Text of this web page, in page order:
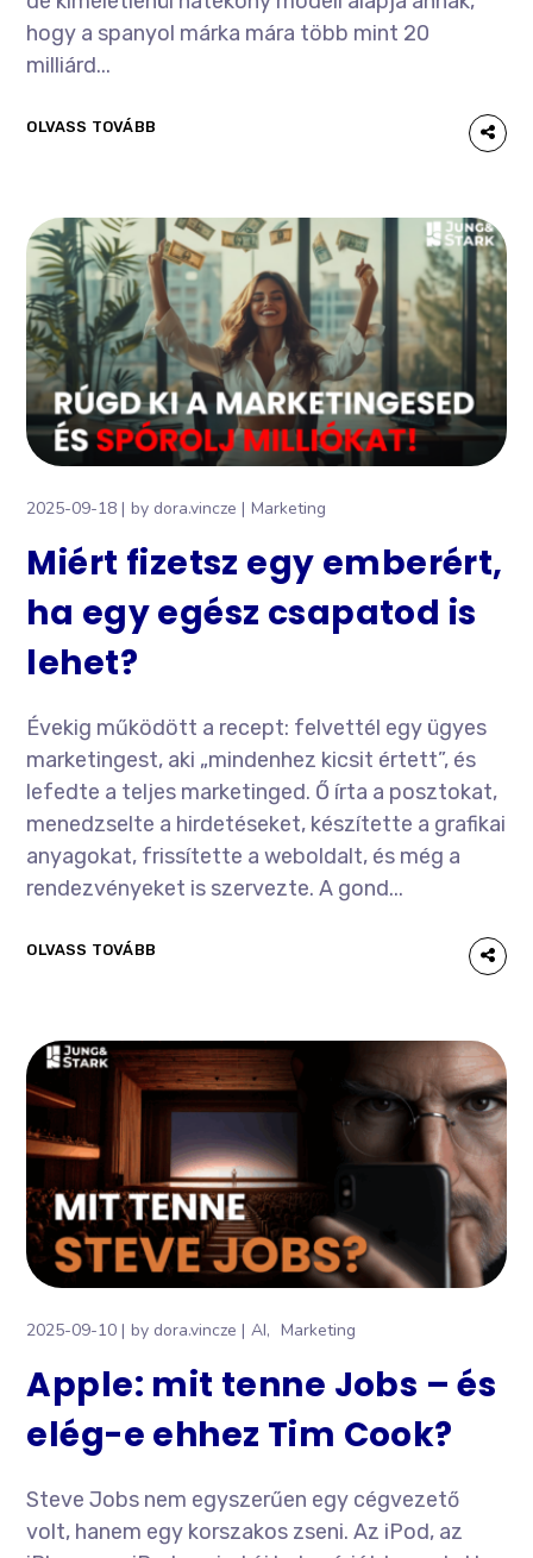
hogy a spanyol márka mára több mint 20
milliárd...
OLVASS TOVÁBB
2025-09-18 by dora.vincze Marketing
Miért fizetsz egy emberért,
ha egy egész csapatod is
lehet?
Évekig működött a recept: felvettél egy ügyes
marketingest, aki „mindenhez kicsit értett”, és
lefedte a teljes marketinged. Ő írta a posztokat,
menedzselte a hirdetéseket, készítette a grafikai
anyagokat, frissítette a weboldalt, és még a
rendezvényeket is szervezte. A gond...
OLVASS TOVÁBB
2025-09-10 by dora.vincze AI Marketing
Apple: mit tenne Jobs – és
elég-e ehhez Tim Cook?
Steve Jobs nem egyszerűen egy cégvezető
volt, hanem egy korszakos zseni. Az iPod, az